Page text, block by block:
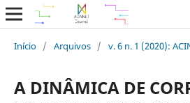
Início / Arquivos / v. 6 n. 1 (2020):
A DINÂMICA DE